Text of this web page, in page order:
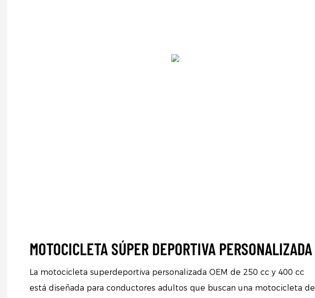
MOTOCICLETA SÚPER DEPORTIVA PERSONALIZADA
La motocicleta superdeportiva personalizada OEM de 250 cc y 400 cc
está diseñada para conductores adultos que buscan una motocicleta de